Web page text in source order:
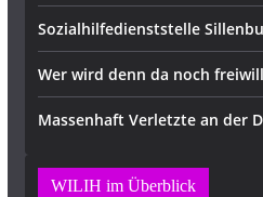
Sozialhilfedienststelle
Wer wird denn da noch
Massenhaft Verletzte an der
WILIH im Überblick